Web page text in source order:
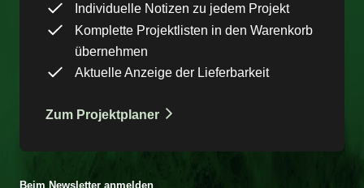
Individuelle Notizen zu jedem Projekt
Komplette Projektlisten in den Warenkorb
übernehmen
Aktuelle Anzeige der Lieferbarkeit
Zum Projektplaner
Beim Newsletter anmelden